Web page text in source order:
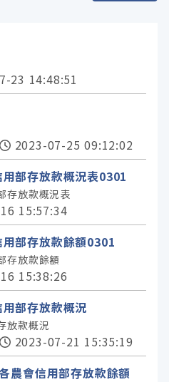
(1)
23 14:48:51
2023-07-25 09:12:02
部存放款概況表0301
存放款概況表
15:57:34
部存放款餘額0301
存放款餘額
15:38:26
部存放款概況
放款概況
2023-07-21 15:35:19
農會信用部存放款餘額